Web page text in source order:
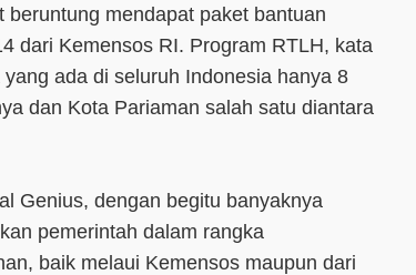
beruntung mendapat paket bantuan
dari Kemensos RI. Program RTLH, kata
ada di seluruh Indonesia hanya 8
dan Kota Pariaman salah satu diantara
Genius, dengan begitu banyaknya
pemerintah dalam rangka
baik melaui Kemensos maupun dari